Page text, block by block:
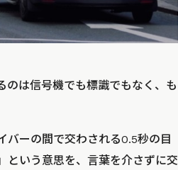
のは信号機でも標識でもなく、も
バーの間で交わされる0.5秒の目
という意思を、言葉を介さずに交